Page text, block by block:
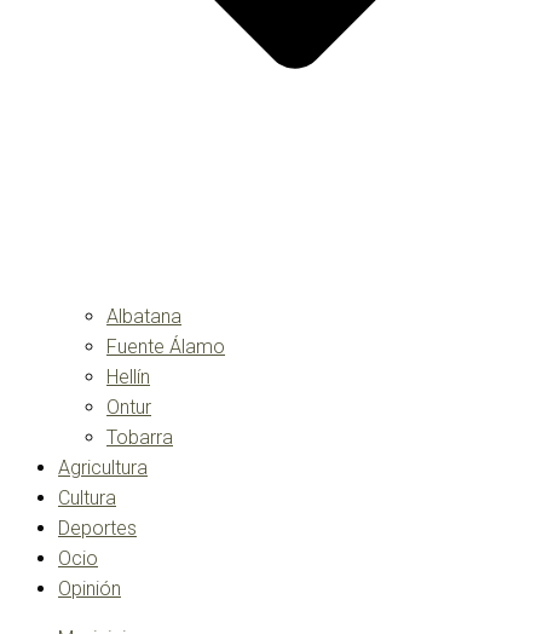
Albatana
Fuente Álamo
Hellín
Ontur
Tobarra
Agricultura
Cultura
Deportes
Ocio
Opinión